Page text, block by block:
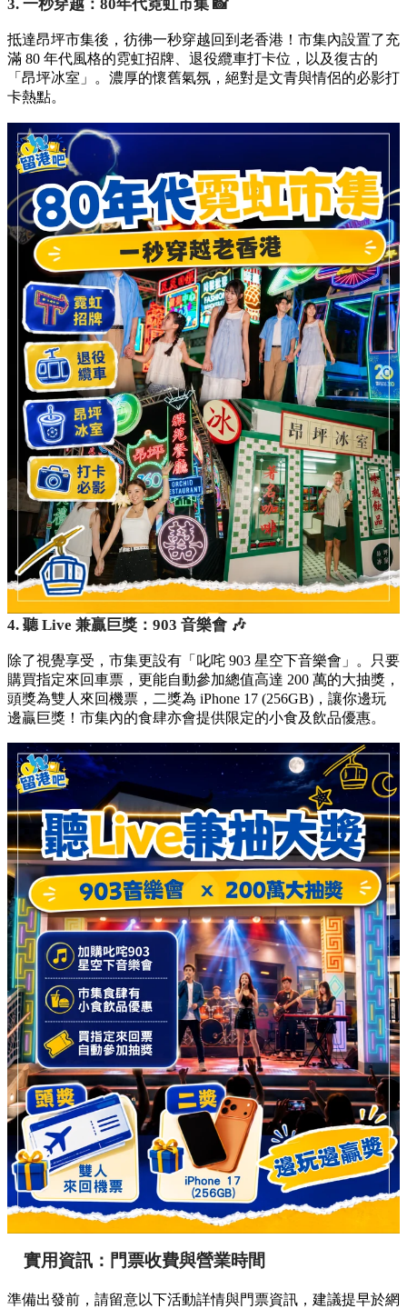
3. 一秒穿越：80年代霓虹市集 📸
抵達昂坪市集後，彷彿一秒穿越回到老香港！市集內設置了充
滿 80 年代風格的霓虹招牌、退役纜車打卡位，以及復古的
「昂坪冰室」。濃厚的懷舊氣氛，絕對是文青與情侶的必影打
卡熱點。
4. 聽 Live 兼贏巨獎：903 音樂會 🎶
除了視覺享受，市集更設有「叱咤 903 星空下音樂會」。只要
購買指定來回車票，更能自動參加總值高達 200 萬的大抽獎，
頭獎為雙人來回機票，二獎為 iPhone 17 (256GB)，讓你邊玩
邊贏巨獎！市集內的食肆亦會提供限定的小食及飲品優惠。
實用資訊：門票收費與營業時間
準備出發前，請留意以下活動詳情與門票資訊，建議提早於網